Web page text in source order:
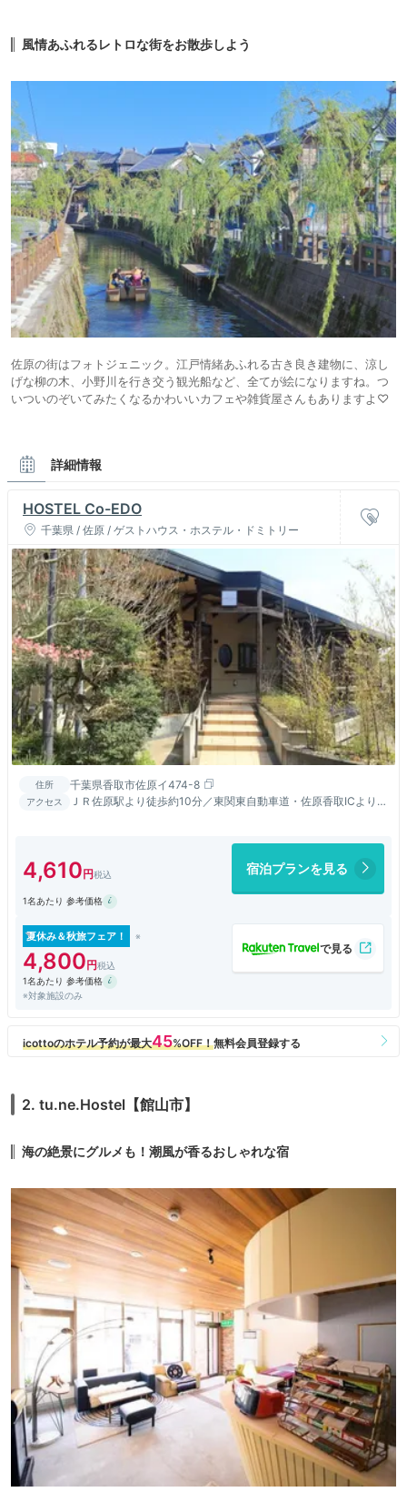
風情あふれるレトロな街をお散歩しよう
佐原の街はフォトジェニック。江戸情緒あふれる古き良き建物に、涼し
げな柳の木、小野川を行き交う観光船など、全てが絵になりますね。つ
いついのぞいてみたくなるかわいいカフェや雑貨屋さんもありますよ♡
詳細情報
HOSTEL Co-EDO
千葉県 / 佐原 / ゲストハウス・ホステル・ドミトリー
住所 千葉県香取市佐原イ474-8
アクセス
ＪＲ佐原駅より徒歩約10分／東関東自動車道・佐原香取ICより車
4,610 宿泊プランを見る
1名あたり 参考価格
夏休み＆秋旅フェア！
4,800
1名あたり 参考価格
※対象施設のみ
2. tu.ne.Hostel【館山市】
海の絶景にグルメも！潮風が香るおしゃれな宿